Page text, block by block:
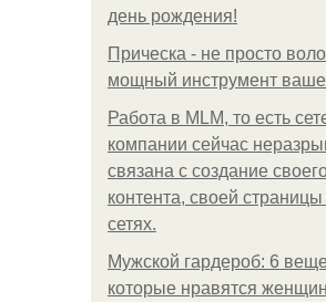
день рождения!
Прическа - не просто
мощный инструмент
Работа в MLM, то есть
компании сейчас
связана с создание
контента, своей страницы
сетях.
Мужской гардероб: 6
которые нравятся